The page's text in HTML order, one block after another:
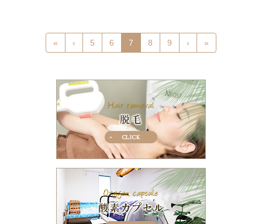
« ‹ 5 6 7 8 9 › »